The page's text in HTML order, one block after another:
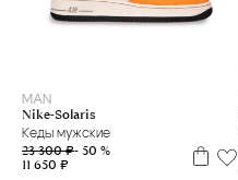
MAN
Nike-Solaris
Кеды мужские
23 300 ₽- 50 %
11 650 ₽